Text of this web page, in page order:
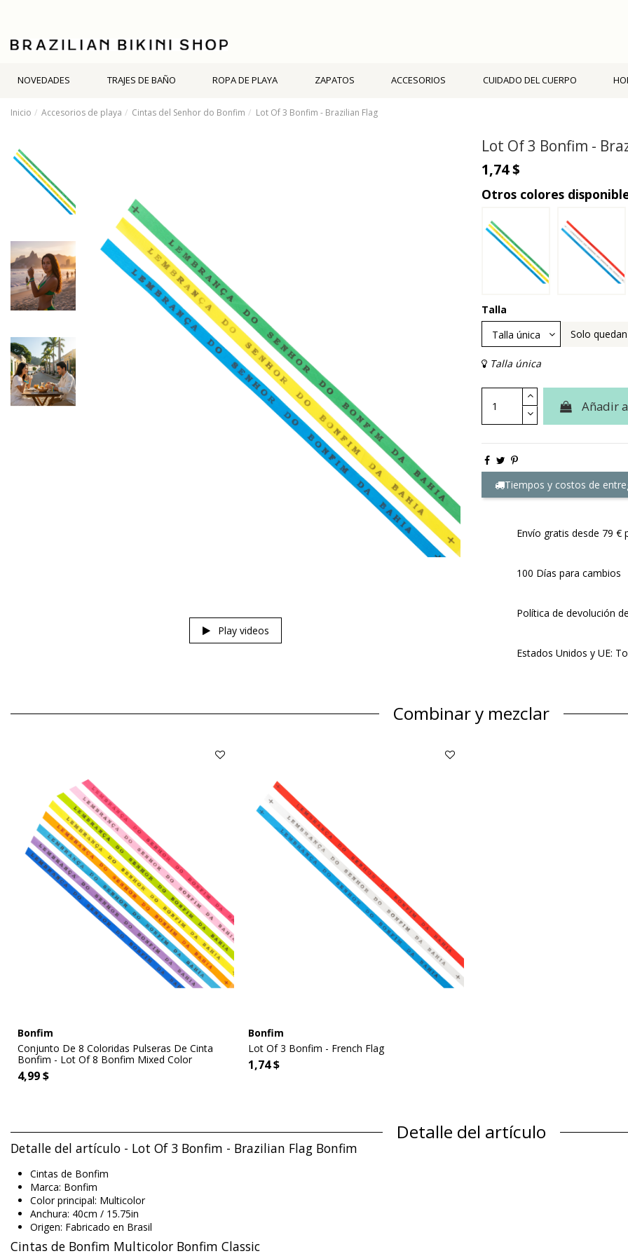
NOVEDADES TRAJES DE BAÑO ROPA DE PLAYA ZAPATOS ACCESORIOS CUIDADO DEL CUERPO
Inicio Accesorios de playa Cintas del Senhor do Bonfim Lot Of 3 Bonfim - Brazilian Flag
Play videos
Lot Of 3 Bonfim -
1,74 $
Otros colores
Talla
Solo
Talla única
Añadir
Tiempos y costos de
Envío gratis desde 79 €
100 Días para cambios
Política de devolución
Estados Unidos y UE:
Combinar y mezclar
Bonfim
Conjunto De 8 Coloridas Pulseras De Cinta
Bonfim - Lot Of 8 Bonfim Mixed Color
4,99 $
Bonfim
Lot Of 3 Bonfim - French Flag
1,74 $
Detalle del artículo
Detalle del artículo - Lot Of 3 Bonfim - Brazilian Flag Bonfim
Cintas de Bonfim
Marca: Bonfim
Color principal: Multicolor
Anchura: 40cm / 15.75in
Origen: Fabricado en Brasil
Cintas de Bonfim Multicolor Bonfim Classic